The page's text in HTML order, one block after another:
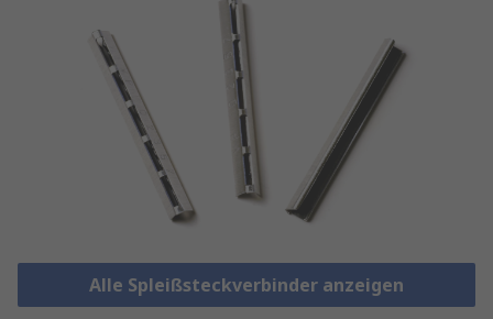
Alle Spleißsteckverbinder anzeigen